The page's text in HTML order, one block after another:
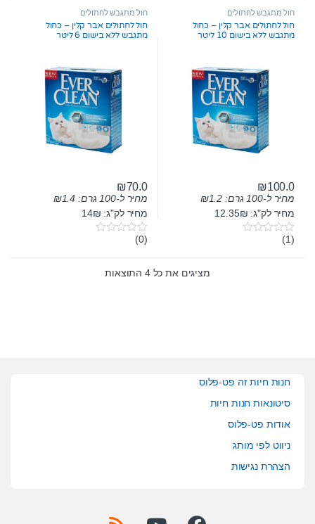
t
o
f
5
t
o
f
5
חול מתגבש לחתולים
חול לחתולים אבר קלין – כחול
מתגבש ללא בישום 10 ליטר
₪100.0
מחיר ל-100 גרם: ₪1.2
מחיר לק"ג: 12.35₪
0
u
(1)
חול מתגבש לחתולים
חול לחתולים אבר קלין – כחול
מתגבש ללא בישום 6 ליטר
₪70.0
מחיר ל-100 גרם: ₪1.4
מחיר לק"ג: 14₪
0
u
t
(0)
מציגים את כל ⁦4⁩ התוצאות
חנות חיות זה פט-פלוס
סיטונאות חנות חיות
אודות פט-פלוס
ניווט לפי מותג
הצהרת נגישות